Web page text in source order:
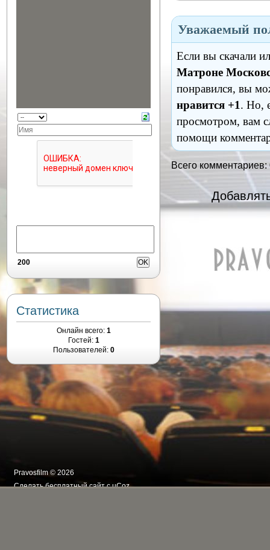
Уважаемый
Если вы скачали
Матроне
понравился, вы
нравится +1. Но,
просмотром, вам
помощи
Всего комментариев:
200
Статистика
Онлайн всего: 1
Гостей: 1
Пользователей: 0
Pravosfilm © 2026
Сделатьбесплатный сайтсuCoz